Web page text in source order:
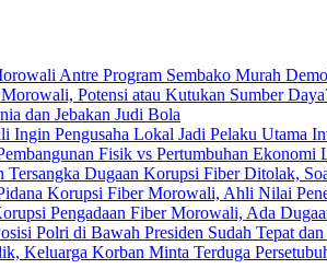
Antre Program Sembako Murah
Potensi atau Kutukan Sumber
dan Jebakan Judi Bola
Pengusaha Lokal Jadi Pelaku Utama
Fisik vs Pertumbuhan Ekonomi
Tersangka Dugaan Korupsi Fiber Ditolak,
Korupsi Fiber Morowali, Ahli Nilai
Pengadaan Fiber Morowali, Ada
Polri di Bawah Presiden Sudah Tepat
Keluarga Korban Minta Terduga